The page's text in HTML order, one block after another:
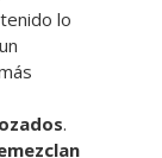
lo
.